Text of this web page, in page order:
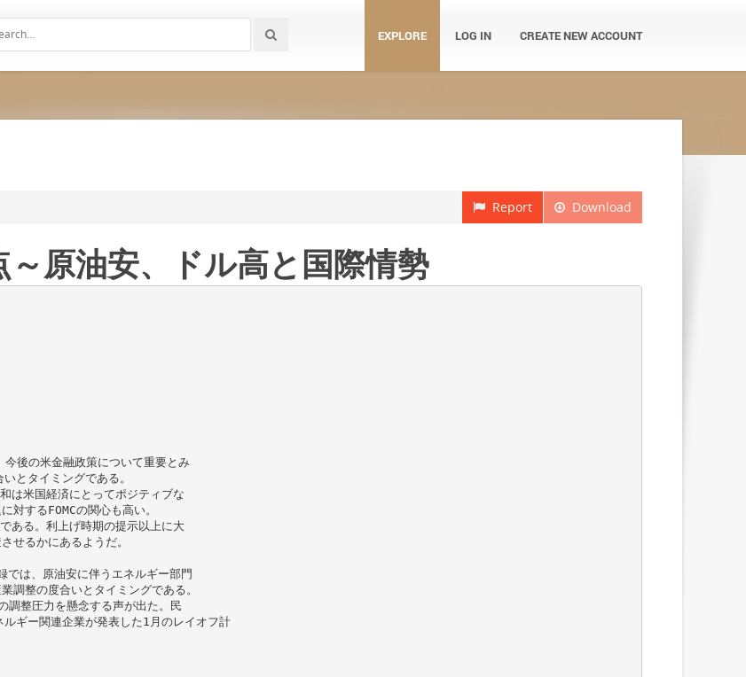
EXPLORE LOG IN CREATE NEW ACCOUNT
Download
Report
原油安、ドル高と国際情勢
後の米金融政策について重要とみ
とタイミングである。
は米国経済にとってポジティブな
するFOMCの関心も高い。
ある。利上げ時期の提示以上に大
せるかにあるようだ。
では、原油安に伴うエネルギー部門
調整の度合いとタイミングである。
調整圧力を懸念する声が出た。民
ー関連企業が発表した1月のレイオフ計